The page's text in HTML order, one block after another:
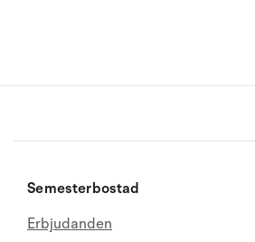
Semesterbostad
Erbjudanden